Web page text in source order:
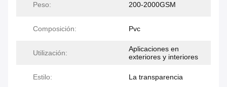
Peso: 200-2000GSM
Composición: Pvc
Utilización:
Aplicaciones en
exteriores y interiores
Estilo: La transparencia